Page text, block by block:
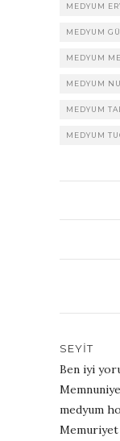
MEDYUM
MEDYUM
MEDYUM
MEDYUM
MEDYUM
MEDYUM
SEYIT
Ben iyi
medyum
Memuriyet